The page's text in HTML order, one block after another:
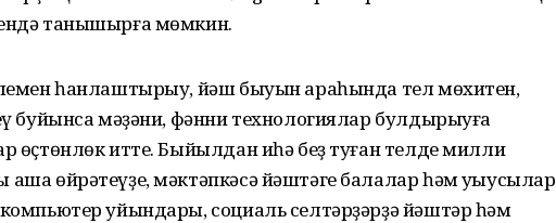
танышырға мөмкин.
һанлаштырыу, йәш быуын араһында тел мөхитен,
буйынса мәҙәни, фәнни технологиялар булдырыуға
өҫтөнлөк итте. Быйылдан иһә беҙ туған телде милли
өйрәтеүҙе, мәктәпкәсә йәштәге балалар һәм уҡыусылар
уйындары, социаль селтәрҙәрҙә йәштәр һәм